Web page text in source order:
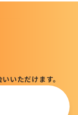
いただけます。